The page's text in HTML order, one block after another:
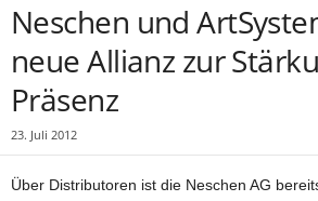
Neschen und
neue Allianz zur
Präsenz
23. Juli 2012
Über Distributoren ist die Neschen AG